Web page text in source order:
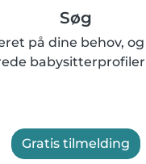
Søg
på dine behov,
babysitterprofiler
Gratis tilmelding